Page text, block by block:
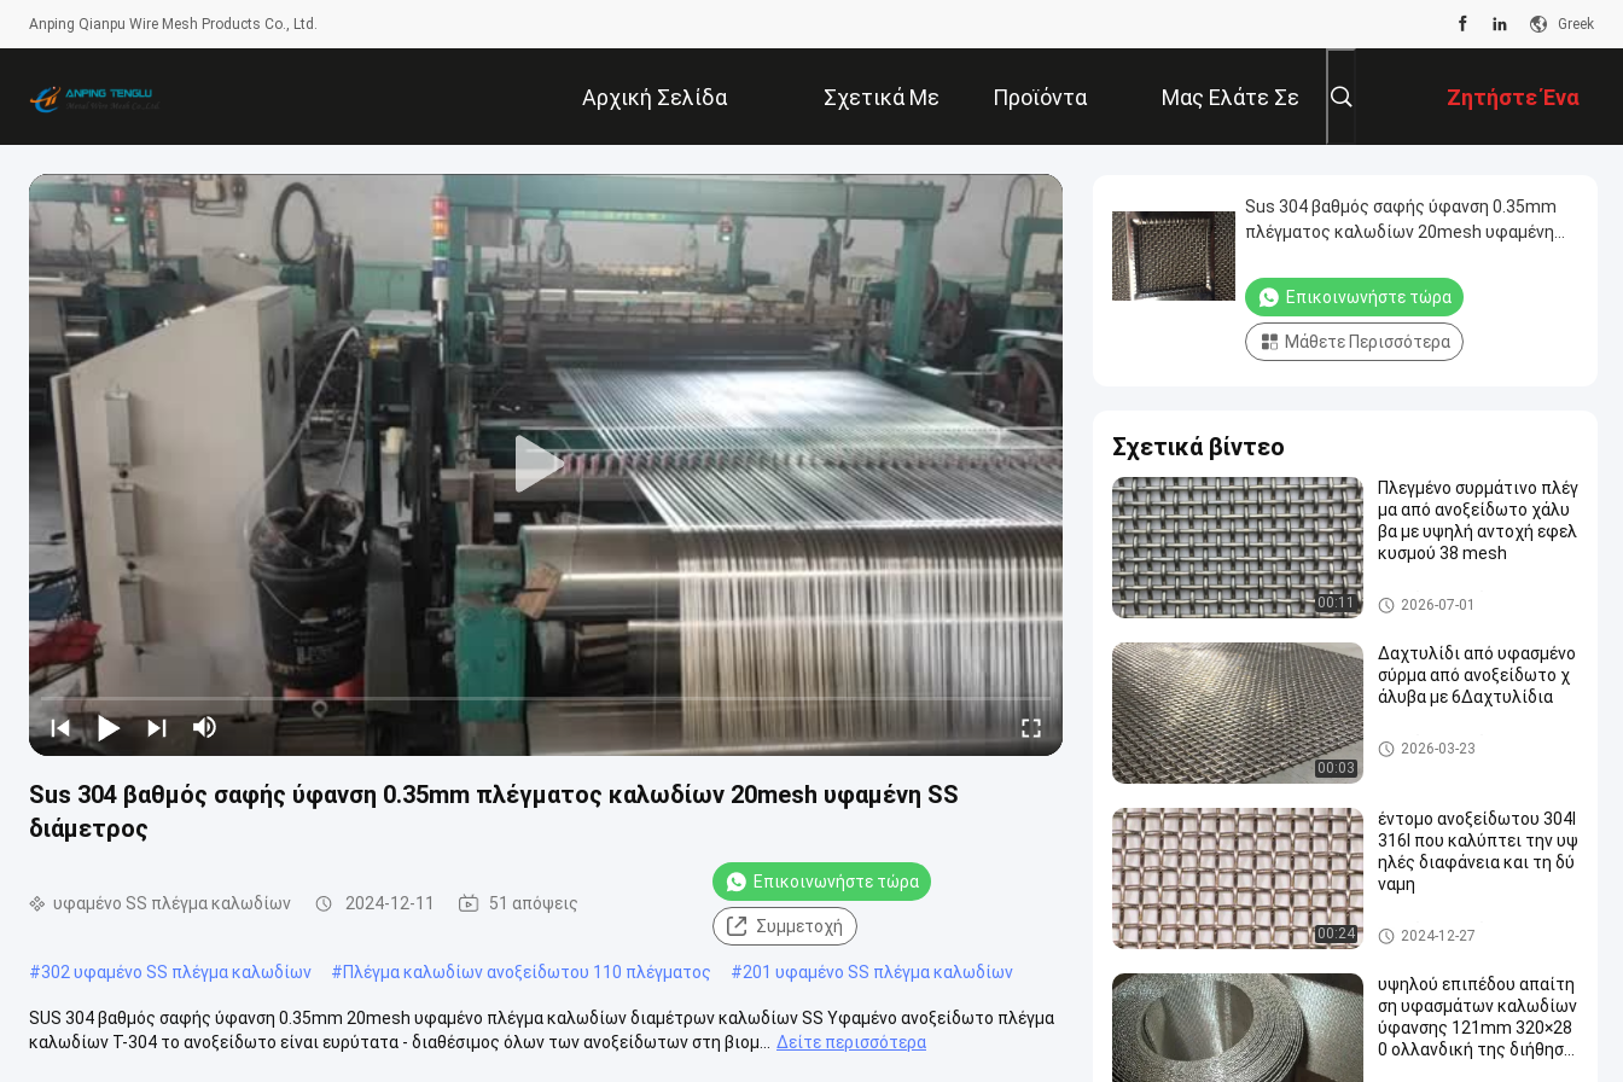
Anping Qianpu Wire Mesh Products Co., Ltd. Greek
Αρχική Σελίδα Σχετικά Με
Εμάς
Προϊόντα Μας Ελάτε Σε
Επαφή Με
Ζητήστε Ένα
Απόσπασμα
Sus 304 βαθμός σαφής ύφανση 0.35mm πλέγματος καλωδίων 20mesh υφαμένη SS
διάμετρος
υφαμένο SS πλέγμα καλωδίων 2024-12-11 51 απόψεις
Επικοινωνήστε τώρα
Συμμετοχή
#302 υφαμένο SS πλέγμα καλωδίων #Πλέγμα καλωδίων ανοξείδωτου 110 πλέγματος #201 υφαμένο SS πλέγμα καλωδίων
SUS 304 βαθμός σαφής ύφανση 0.35mm 20mesh υφαμένο πλέγμα καλωδίων διαμέτρων καλωδίων SS Υφαμένο ανοξείδωτο πλέγμα
καλωδίων Τ-304 το ανοξείδωτο είναι ευρύτατα - διαθέσιμος όλων των ανοξείδωτων στη βιομ...
Δείτε περισσότερα
Sus 304 βαθμός σαφής ύφανση 0.35mm
πλέγματος καλωδίων 20mesh υφαμένη
Επικοινωνήστε τώρα
Μάθετε Περισσότερα
Σχετικά βίντεο
00:11
Πλεγμένο συρμάτινο πλέγ
μα από ανοξείδωτο χάλυ
βα με υψηλή αντοχή εφελ
κυσμού 38 mesh
υφαμένο SS πλέγμα καλωδί
ων
2026-07-01
00:03
Δαχτυλίδι από υφασμένο
σύρμα από ανοξείδωτο χ
άλυβα με 6Δαχτυλίδια
υφαμένο SS πλέγμα καλωδί
ων
2026-03-23
00:24
έντομο ανοξείδωτου 304l
316l που καλύπτει την υψ
ηλές διαφάνεια και τη δύ
ναμη
υφαμένο SS πλέγμα καλωδί
ων
2024-12-27
υψηλού επιπέδου απαίτη
ση υφασμάτων καλωδίων
ύφανσης 121mm 320×28
0 ολλανδική της διήθηση